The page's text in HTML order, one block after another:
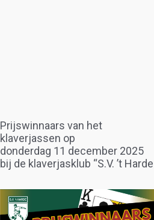
Prijswinnaars van het
klaverjassen op
donderdag 11 december 2025
bij de klaverjasklub “S.V. ’t Harde